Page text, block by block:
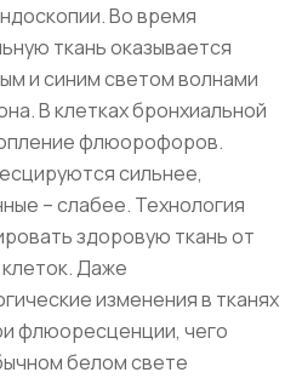
Во время
ткань оказывается
и синим светом волнами
В клетках бронхиальной
флюорофоров.
сильнее,
– слабее. Технология
здоровую ткань от
Даже
изменения в тканях
флюоресценции, чего
белом свете